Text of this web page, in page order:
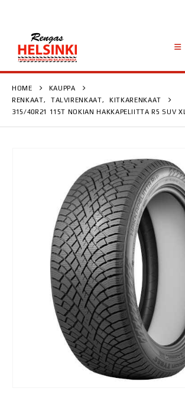
HOME
KAUPPA
RENKAAT, TALVIRENKAAT,
KITKARENKAAT
315/40R21 115T NOKIAN HAKKAPELIITTA R5 SUV XL